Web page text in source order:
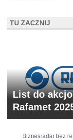
TU ZACZNIJ
List do
Rafamet
Biznesradar bez